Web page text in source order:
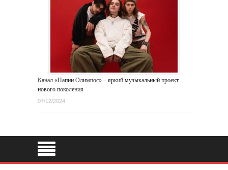
Канал «Папин Олимпос» – яркий музыкальный проект
нового поколения
07/12/2024